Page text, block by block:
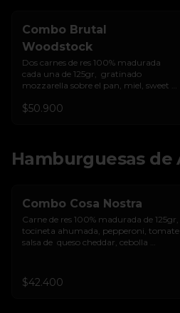
Combo Brutal
Woodstock
Dos carnes de res 100% madurada
cada una de 125gr,  gratinado
mozzarella sobre el pan, miel, sweet
cebolla crocante, encurtido de cebolla,
$50.900
Hamburguesas de
Combo Cosa Nostra
Carne de res 100% madurada de 125gr,
tocineta ahumada, pepperoni, tomate
salsa de  queso cheddar, cebolla
brioche sellado + papas + bebida de la
casa
$42.400